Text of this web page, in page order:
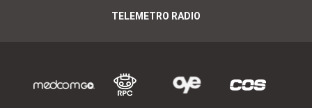
TELEMETRO RADIO